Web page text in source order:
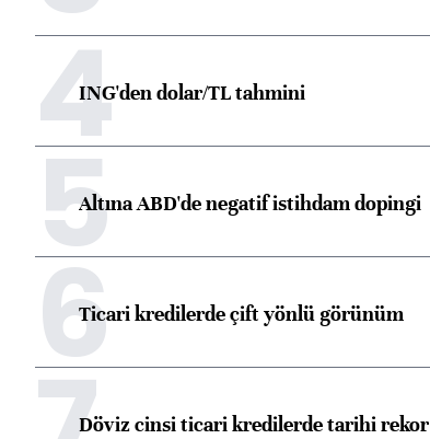
4ING'den dolar/TL tahmini
5Altına ABD'de negatif istihdam dopingi
6Ticari kredilerde çift yönlü görünüm
Döviz cinsi ticari kredilerde tarihi rekor